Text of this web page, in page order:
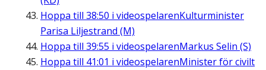
Hoppa till 38:50 i videospelarenKulturminister
Parisa Liljestrand (M)
Hoppa till 39:55 i videospelarenMarkus Selin (S)
Hoppa till 41:01 i videospelarenMinister för civilt